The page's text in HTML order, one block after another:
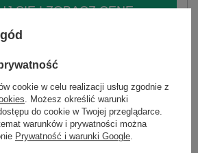
SIĘ I ZOBACZ CENĘ
547 740 Zadaj pytanie
, 10% elastan
w 30°C
8734.25
cookie w celu realizacji usług zgodnie z
. Możesz określić warunki
do cookie w Twojej przeglądarce.
warunków i prywatności można
Prywatność i warunki Google